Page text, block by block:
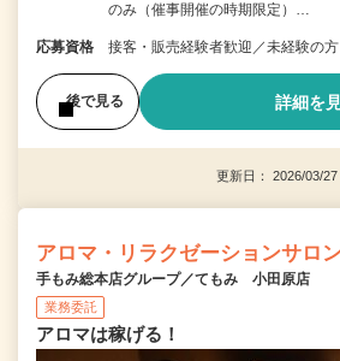
のみ（催事開催の時期限定）…
応募資格 接客・販売経験者歓迎／未経験の
後で見る 詳細を
更新日： 2026/03/
アロマ・リラクゼーションサロ
手もみ総本店グループ／てもみ 小田原店
業務委託
アロマは稼げる！